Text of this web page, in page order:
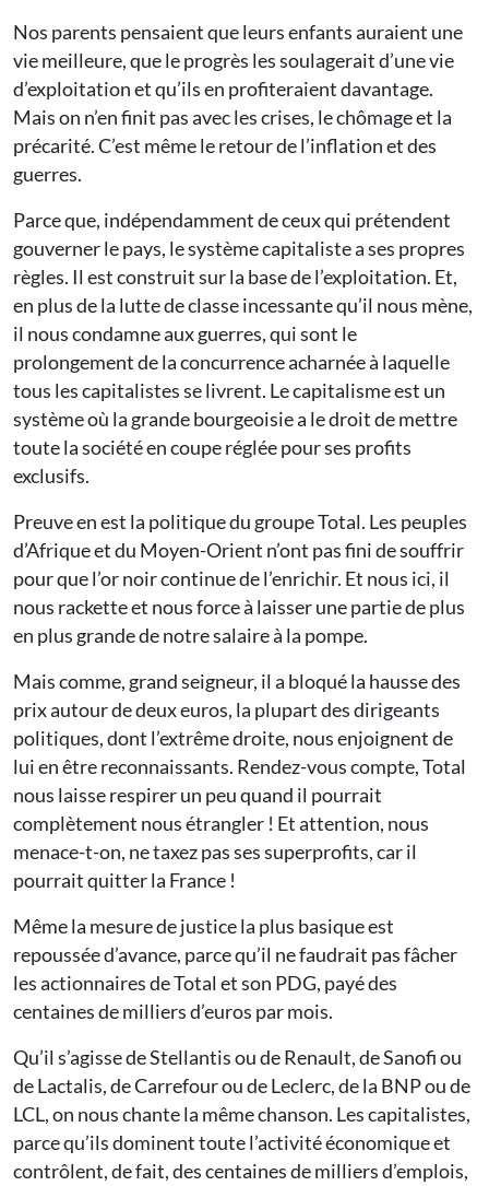
Nos parents pensaient que leurs enfants auraient une
vie meilleure, que le progrès les soulagerait d’une vie
d’exploitation et qu’ils en profiteraient davantage.
Mais on n’en finit pas avec les crises, le chômage et la
précarité. C’est même le retour de l’inflation et des
guerres.
Parce que, indépendamment de ceux qui prétendent
gouverner le pays, le système capitaliste a ses propres
règles. Il est construit sur la base de l’exploitation. Et,
en plus de la lutte de classe incessante qu’il nous mène,
il nous condamne aux guerres, qui sont le
prolongement de la concurrence acharnée à laquelle
tous les capitalistes se livrent. Le capitalisme est un
système où la grande bourgeoisie a le droit de mettre
toute la société en coupe réglée pour ses profits
exclusifs.
Preuve en est la politique du groupe Total. Les peuples
d’Afrique et du Moyen-Orient n’ont pas fini de souffrir
pour que l’or noir continue de l’enrichir. Et nous ici, il
nous rackette et nous force à laisser une partie de plus
en plus grande de notre salaire à la pompe.
Mais comme, grand seigneur, il a bloqué la hausse des
prix autour de deux euros, la plupart des dirigeants
politiques, dont l’extrême droite, nous enjoignent de
lui en être reconnaissants. Rendez-vous compte, Total
nous laisse respirer un peu quand il pourrait
complètement nous étrangler ! Et attention, nous
menace-t-on, ne taxez pas ses superprofits, car il
pourrait quitter la France !
Même la mesure de justice la plus basique est
repoussée d’avance, parce qu’il ne faudrait pas fâcher
les actionnaires de Total et son PDG, payé des
centaines de milliers d’euros par mois.
Qu’il s’agisse de Stellantis ou de Renault, de Sanofi ou
de Lactalis, de Carrefour ou de Leclerc, de la BNP ou de
LCL, on nous chante la même chanson. Les capitalistes,
parce qu’ils dominent toute l’activité économique et
contrôlent, de fait, des centaines de milliers d’emplois,